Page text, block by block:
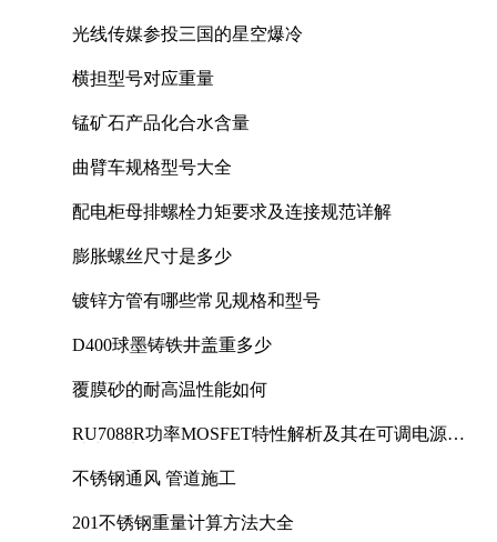
光线传媒参投三国的星空爆冷
横担型号对应重量
锰矿石产品化合水含量
曲臂车规格型号大全
配电柜母排螺栓力矩要求及连接规范详解
膨胀螺丝尺寸是多少
镀锌方管有哪些常见规格和型号
D400球墨铸铁井盖重多少
覆膜砂的耐高温性能如何
RU7088R功率MOSFET特性解析及其在可调电源设
不锈钢通风 管道施工
201不锈钢重量计算方法大全